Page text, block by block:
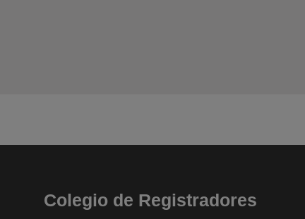
Colegio de Registradores